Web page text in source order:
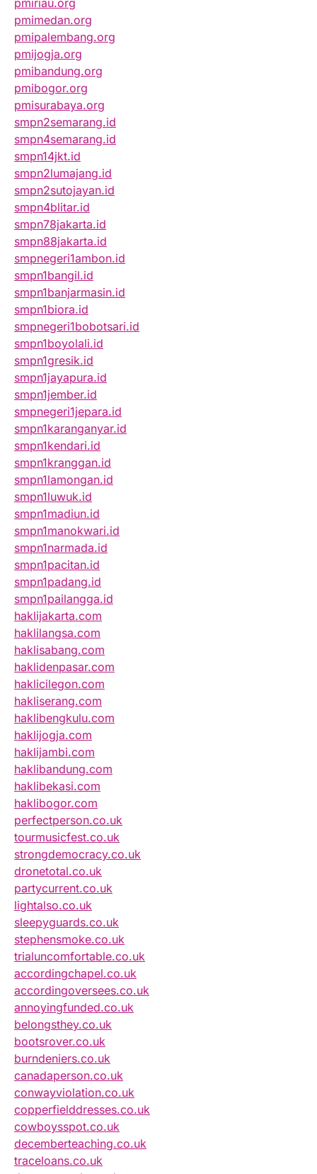
pmimedan.org
pmipalembang.org
pmijogja.org
pmibandung.org
pmibogor.org
pmisurabaya.org
smpn2semarang.id
smpn4semarang.id
smpn14jkt.id
smpn2lumajang.id
smpn2sutojayan.id
smpn4blitar.id
smpn78jakarta.id
smpn88jakarta.id
smpnegeri1ambon.id
smpn1bangil.id
smpn1banjarmasin.id
smpn1biora.id
smpnegeri1bobotsari.id
smpn1boyolali.id
smpn1gresik.id
smpn1jayapura.id
smpn1jember.id
smpnegeri1jepara.id
smpn1karanganyar.id
smpn1kendari.id
smpn1kranggan.id
smpn1lamongan.id
smpn1luwuk.id
smpn1madiun.id
smpn1manokwari.id
smpn1narmada.id
smpn1pacitan.id
smpn1padang.id
smpn1pailangga.id
haklijakarta.com
haklilangsa.com
haklisabang.com
haklidenpasar.com
haklicilegon.com
hakliserang.com
haklibengkulu.com
haklijogja.com
haklijambi.com
haklibandung.com
haklibekasi.com
haklibogor.com
perfectperson.co.uk
tourmusicfest.co.uk
strongdemocracy.co.uk
dronetotal.co.uk
partycurrent.co.uk
lightalso.co.uk
sleepyguards.co.uk
stephensmoke.co.uk
trialuncomfortable.co.uk
accordingchapel.co.uk
accordingoversees.co.uk
annoyingfunded.co.uk
belongsthey.co.uk
bootsrover.co.uk
burndeniers.co.uk
canadaperson.co.uk
conwayviolation.co.uk
copperfielddresses.co.uk
cowboysspot.co.uk
decemberteaching.co.uk
traceloans.co.uk